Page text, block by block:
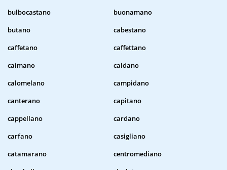
bulbocastano
buonamano
butano
cabestano
caffetano
caffettano
caimano
caldano
calomelano
campidano
canterano
capitano
cappellano
cardano
carfano
casigliano
catamarano
centromediano